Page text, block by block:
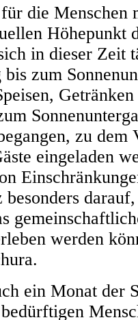
die Menschen
Höhepunkt
in dieser Zeit
zum
zu dem
eingeladen
werden
ein Monat der